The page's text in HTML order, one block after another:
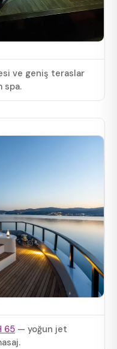
ve geniş teraslar
spa.
65 — yoğun jet